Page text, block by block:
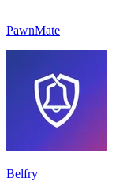
PawnMate
Belfry